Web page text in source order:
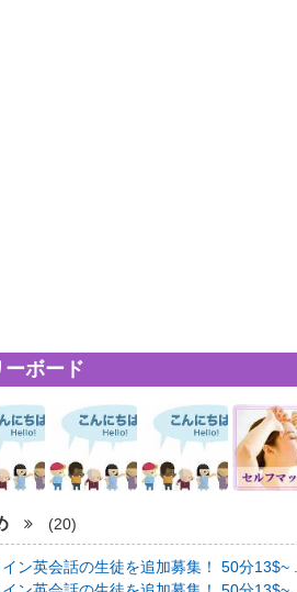
ーボード
(20)
ン英会話の生徒を追加募集！ 50分13$~ ..